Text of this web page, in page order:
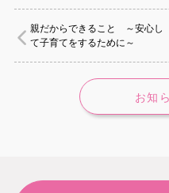
親だからできること ～安心し
て子育てをするために～
お知